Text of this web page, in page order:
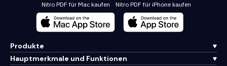
Nitro PDF für Mac kaufen Nitro PDF für iPhone kaufen
Produkte
Hauptmerkmale und Funktionen